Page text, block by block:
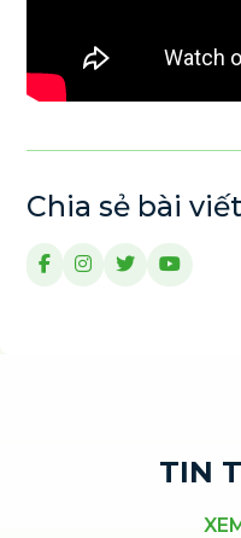
Chia sẻ bài viết
TIN